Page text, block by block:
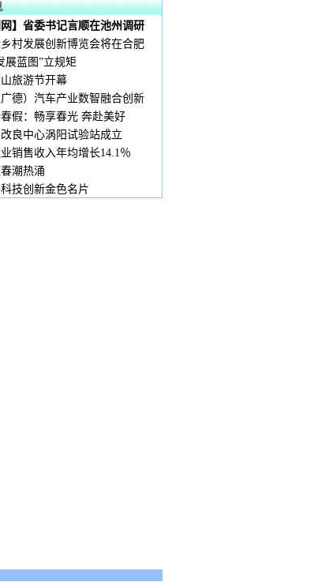
】省委书记言顺在池州调研
村发展创新博览会将在合肥
展蓝图”立规矩
旅游节开幕
德）汽车产业数智融合创新
假：畅享春光 奔赴美好
良中心涡阳试验站成立
销售收入年均增长14.1％
潮热涌
技创新金色名片